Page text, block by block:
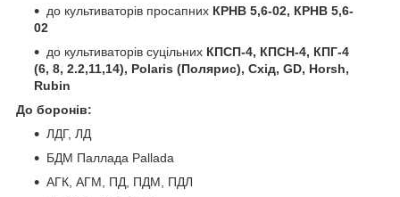
до культиваторів просапних КРНВ 5,6-02, КРНВ 5,6-
02
до культиваторів суцільних КПСП-4, КПСН-4, КПГ-4
(6, 8, 2.2,11,14), Polaris (Полярис), Схід, GD, Horsh,
Rubin
До боронів:
ЛДГ, ЛД
БДМ Паллада Pallada
АГК, АГМ, ПД, ПДМ, ПДЛ